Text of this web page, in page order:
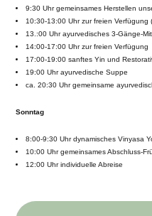
9:30 Uhr gemeinsames Herstellen
10:30-13:00 Uhr zur freien
13.:00 Uhr ayurvedisches 3-Gänge-
14:00-17:00 Uhr zur freien Verfügung
17:00-19:00 sanftes Yin und
19:00 Uhr ayurvedische Suppe
ca. 20:30 Uhr gemeinsame
Sonntag
8:00-9:30 Uhr dynamisches Vinyasa
10:00 Uhr gemeinsames Abschluss-
12:00 Uhr individuelle Abreise